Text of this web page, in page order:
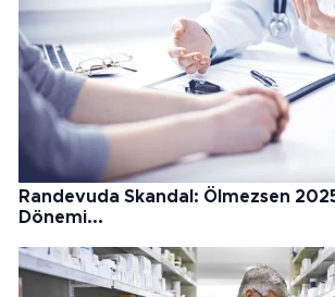
Randevuda Skandal: Ölmezsen
Dönemi...